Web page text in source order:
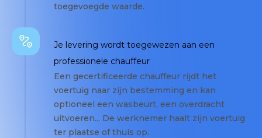
toegevoegde waarde.
Je levering wordt toegewezen aan een
professionele chauffeur
Een gecertificeerde chauffeur rijdt het
voertuig naar zijn bestemming en kan
optioneel een wasbeurt, een overdracht
uitvoeren... De werknemer haalt zijn voertuig
ter plaatse of thuis op.